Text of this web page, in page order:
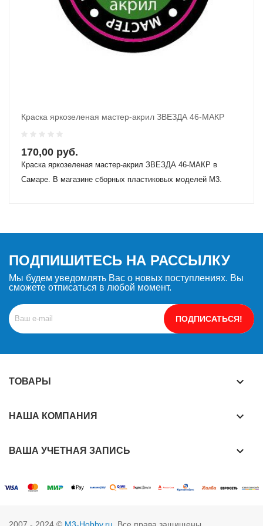
Краска яркозеленая мастер-акрил ЗВЕЗДА 46-МАКР
170,00 руб.
Краска яркозеленая мастер-акрил ЗВЕЗДА 46-МАКР в
Самаре. В магазине сборных пластиковых моделей М3.
ПОДПИШИТЕСЬ НА РАССЫЛКУ
Мы будем уведомлять Вас о новых поступлениях. Вы
сможете отписаться в любой момент.
ПОДПИСАТЬСЯ!
ТОВАРЫ keyboard_arrow_down
НАША КОМПАНИЯ keyboard_arrow_down
ВАША УЧЕТНАЯ ЗАПИСЬ keyboard_arrow_down